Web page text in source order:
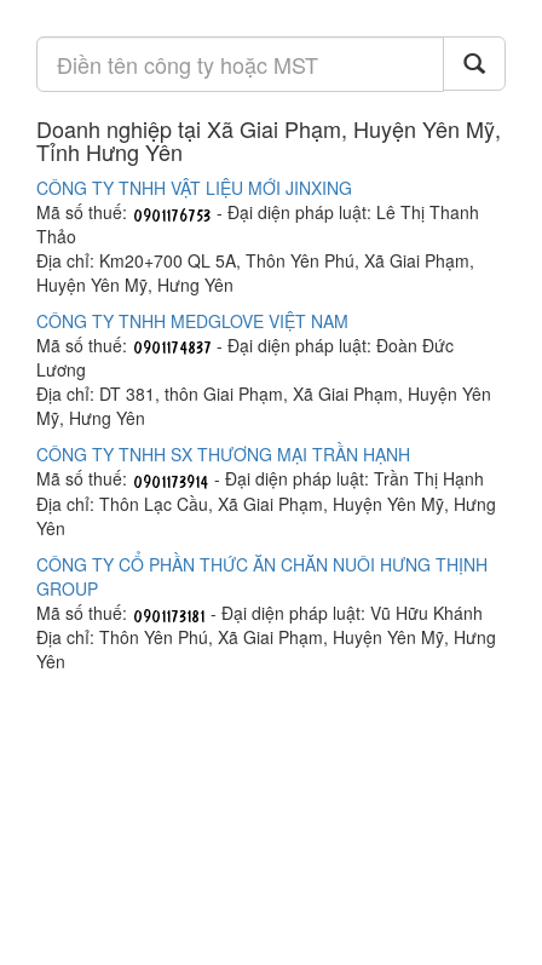
Doanh nghiệp tại Xã Giai Phạm, Huyện Yên Mỹ,
Tỉnh Hưng Yên
CÔNG TY TNHH VẬT LIỆU MỚI JINXING
Mã số thuế:
- Đại diện pháp luật: Lê Thị Thanh
Thảo
Địa chỉ: Km20+700 QL 5A, Thôn Yên Phú, Xã Giai Phạm,
Huyện Yên Mỹ, Hưng Yên
CÔNG TY TNHH MEDGLOVE VIỆT NAM
Mã số thuế:
- Đại diện pháp luật: Đoàn Đức
Lương
Địa chỉ: DT 381, thôn Giai Phạm, Xã Giai Phạm, Huyện Yên
Mỹ, Hưng Yên
CÔNG TY TNHH SX THƯƠNG MẠI TRẦN HẠNH
Mã số thuế:
- Đại diện pháp luật: Trần Thị Hạnh
Địa chỉ: Thôn Lạc Cầu, Xã Giai Phạm, Huyện Yên Mỹ, Hưng
Yên
CÔNG TY CỔ PHẦN THỨC ĂN CHĂN NUÔI HƯNG THỊNH
GROUP
Mã số thuế:
- Đại diện pháp luật: Vũ Hữu Khánh
Địa chỉ: Thôn Yên Phú, Xã Giai Phạm, Huyện Yên Mỹ, Hưng
Yên